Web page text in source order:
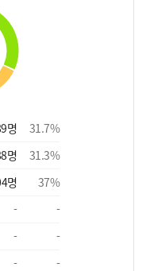
명 31.7%
명 31.3%
명 37%
-
-
-
-
-
-